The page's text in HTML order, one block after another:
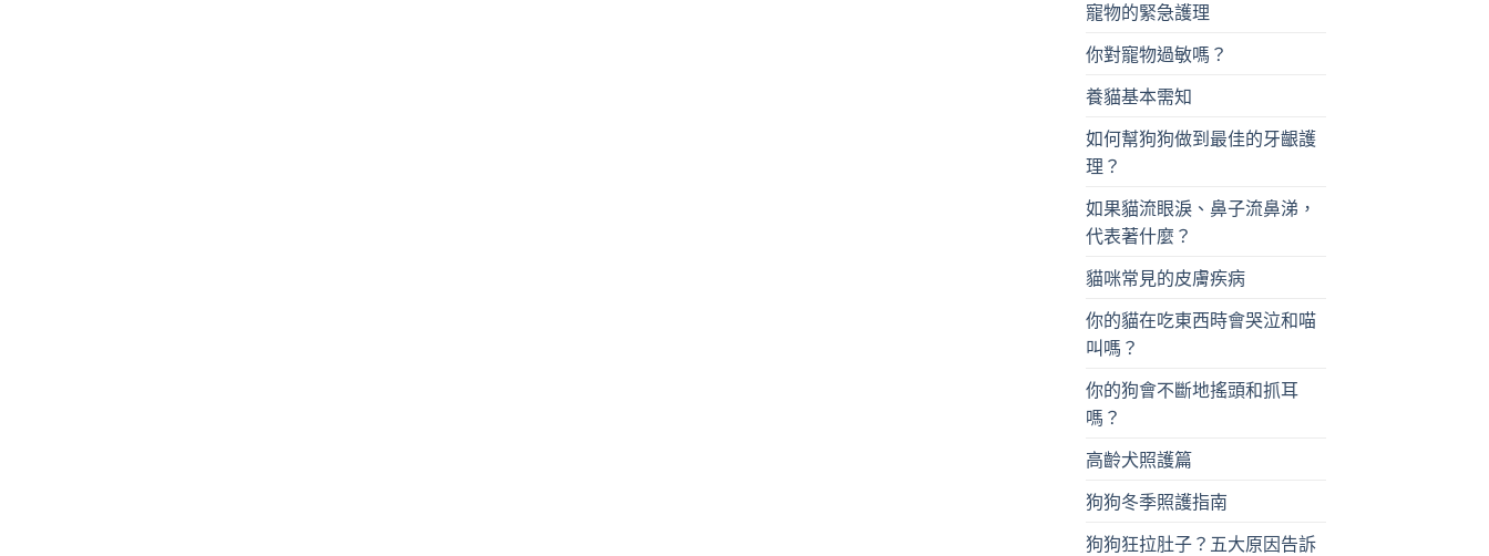
寵物的緊急護理
你對寵物過敏嗎？
養貓基本需知
如何幫狗狗做到最佳的牙齦護
理？
如果貓流眼淚、鼻子流鼻涕，
代表著什麼？
貓咪常見的皮膚疾病
你的貓在吃東西時會哭泣和喵
叫嗎？
你的狗會不斷地搖頭和抓耳
嗎？
高齡犬照護篇
狗狗冬季照護指南
狗狗狂拉肚子？五大原因告訴